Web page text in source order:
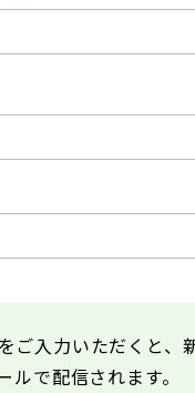
ご入力いただくと、
ルで配信されます。